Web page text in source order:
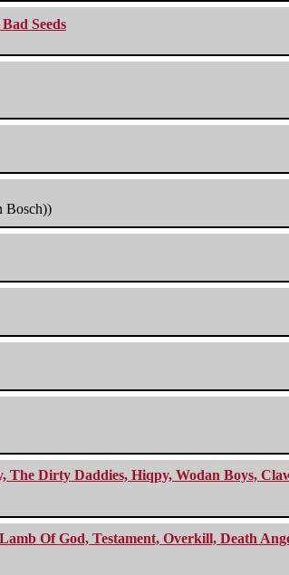
Seeds
Bosch))
The Dirty Daddies, Hiqpy, Wodan Boys,
Of God, Testament, Overkill, Death